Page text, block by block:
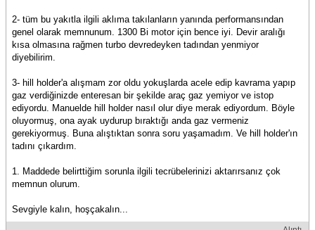
2- tüm bu yakıtla ilgili aklıma takılanların yanında performansından
genel olarak memnunum. 1300 Bi motor için bence iyi. Devir aralığı
kısa olmasına rağmen turbo devredeyken tadından yenmiyor
diyebilirim.
3- hill holder'a alışmam zor oldu yokuşlarda acele edip kavrama yapıp
gaz verdiğinizde enteresan bir şekilde araç gaz yemiyor ve istop
ediyordu. Manuelde hill holder nasıl olur diye merak ediyordum. Böyle
oluyormuş, ona ayak uydurup bıraktığı anda gaz vermeniz
gerekiyormuş. Buna alıştıktan sonra soru yaşamadım. Ve hill holder'ın
tadını çıkardım.
1. Maddede belirttiğim sorunla ilgili tecrübelerinizi aktarırsanız çok
memnun olurum.
Sevgiyle kalın, hoşçakalın...